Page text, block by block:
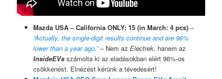
Mazda USA – California ONLY: 15 (in March: 4 pcs)–
“Actually, the single-digit results continue and are 96%
lower than a year ago.”– Nem az Electrek, hanem az
InsideEVsszámolta ki az eladásokban elért 96%-os
csökkenést. Elnézést kérünk a tévedésért!